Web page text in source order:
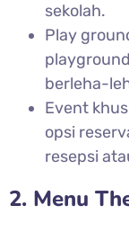
sekolah.
Play
berleha-
Event
opsi
resepsi
2. Menu